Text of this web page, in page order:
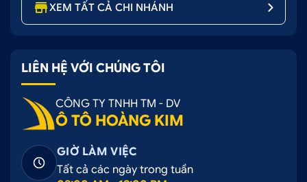
XEM TẤT CẢ CHI NHÁNH
LIÊN HỆ VỚI CHÚNG TÔI
CÔNG TY TNHH TM - DV
Ô TÔ HOÀNG KIM
GIỜ LÀM VIỆC
Tất cả các ngày trong tuần